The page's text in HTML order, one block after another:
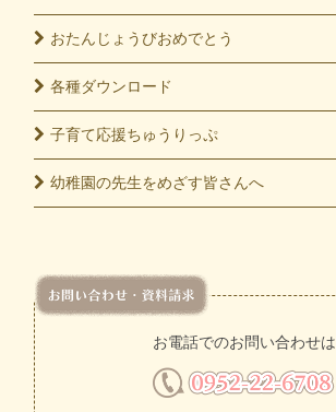
おたんじょうびおめでとう
各種ダウンロード
子育て応援ちゅうりっぷ
幼稚園の先生をめざす皆さんへ
お電話でのお問い合わせは